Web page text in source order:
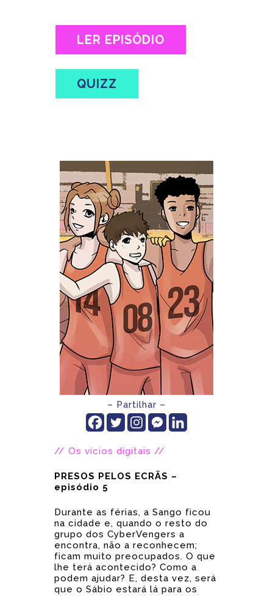
LER EPISÓDIO
QUIZZ
– Partilhar –
// Os vícios digitais //
PRESOS PELOS ECRÃS –
episódio 5
Durante as férias, a Sango ficou
na cidade e, quando o resto do
grupo dos CyberVengers a
encontra, não a reconhecem;
ficam muito preocupados. O que
lhe terá acontecido? Como a
podem ajudar? E, desta vez, será
que o Sábio estará lá para os